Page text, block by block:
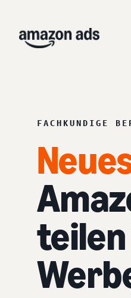
FACHKUNDIGE